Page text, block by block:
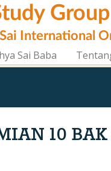
International
Sai Baba
10